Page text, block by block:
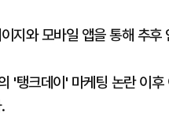
지와 모바일 앱을 통해 추후
'탱크데이' 마케팅 논란 이